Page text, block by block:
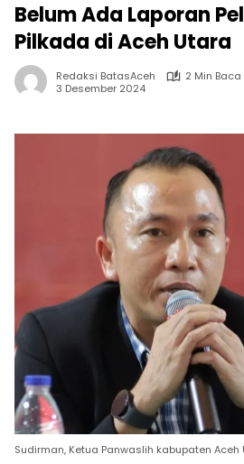
Belum Ada Laporan
Pilkada di Aceh Utara
Redaksi BatasAceh
2 Min Baca
3 Desember 2024
Sudirman, Ketua Panwaslih kabupaten Aceh